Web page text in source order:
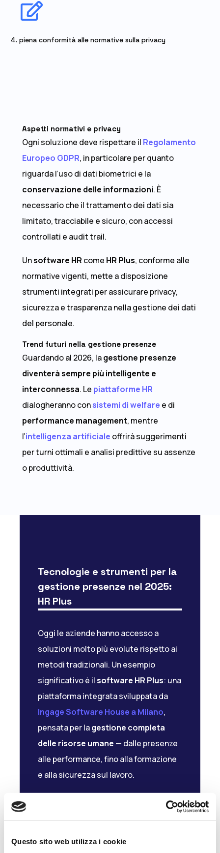
Questo sito web utilizza i cookie

4. piena conformità alle normative sulla privacy
Aspetti normativi e privacy
Ogni soluzione deve rispettare il Regolamento
Europeo GDPR, in particolare per quanto
riguarda l’uso di dati biometrici e la
conservazione delle informazioni. È
necessario che il trattamento dei dati sia
limitato, tracciabile e sicuro, con accessi
controllati e audit trail.
Unsoftware HR come HR Plus, conforme alle
normative vigenti, mette a disposizione
strumenti integrati per assicurare privacy,
sicurezza e trasparenza nella gestione dei dati
del personale.
Trend futuri nella gestione presenze
Guardando al 2026, lagestione presenze
diventerà sempre più intelligente e
interconnessa. Le piattaforme HR
dialogheranno consistemi di welfare e di
performance management, mentre
l’intelligenza artificiale offrirà suggerimenti
per turni ottimali e analisi predittive su assenze
o produttività.
Tecnologie e strumenti per la
gestione presenze nel 2025:
HR Plus
Oggi le aziende hanno accesso a
soluzioni molto più evolute rispetto ai
metodi tradizionali. Un esempio
significativo è ilsoftware HR Plus: una
piattaforma integrata sviluppata da
Ingage Software House a Milano,
pensata per lagestione completa
delle risorse umane — dalle presenze
alle performance, fino alla formazione
e alla sicurezza sul lavoro.
facile da usare e capace di integrarsi